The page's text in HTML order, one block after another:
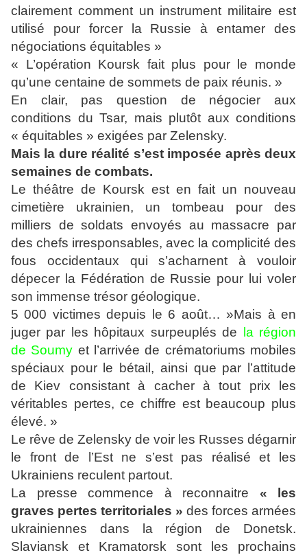
clairement comment un instrument militaire est
utilisé pour forcer la Russie à entamer des
négociations équitables »
« L’opération Koursk fait plus pour le monde
qu’une centaine de sommets de paix réunis. »
En clair, pas question de négocier aux
conditions du Tsar, mais plutôt aux conditions
« équitables » exigées par Zelensky.
Mais la dure réalité s’est imposée après deux
semaines de combats.
Le théâtre de Koursk est en fait un nouveau
cimetière ukrainien, un tombeau pour des
milliers de soldats envoyés au massacre par
des chefs irresponsables, avec la complicité des
fous occidentaux qui s’acharnent à vouloir
dépecer la Fédération de Russie pour lui voler
son immense trésor géologique.
5 000 victimes depuis le 6 août… »Mais à en
juger par les hôpitaux surpeuplés de
la région
de Soumy et l’arrivée de crématoriums mobiles
spéciaux pour le bétail, ainsi que par l’attitude
de Kiev consistant à cacher à tout prix les
véritables pertes, ce chiffre est beaucoup plus
élevé. »
Le rêve de Zelensky de voir les Russes dégarnir
le front de l’Est ne s’est pas réalisé et les
Ukrainiens reculent partout.
La presse commence à reconnaitre « les
graves pertes territoriales » des forces armées
ukrainiennes dans la région de Donetsk.
Slaviansk et Kramatorsk sont les prochains